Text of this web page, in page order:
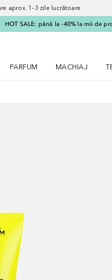
aprox. 1–3 zile lucrătoare
HOT SALE: până la -40% la mii de
PARFUM
MACHIAJ